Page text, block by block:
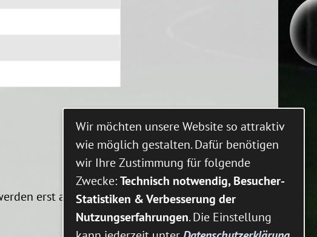
erst am Montag wieder bearbeitet.
Wir möchten unsere Website so attraktiv
wie möglich gestalten. Dafür benötigen
wir Ihre Zustimmung für folgende
Zwecke:Technisch notwendig, Besucher-
Statistiken & Verbesserung der
Nutzungserfahrungen. Die Einstellung